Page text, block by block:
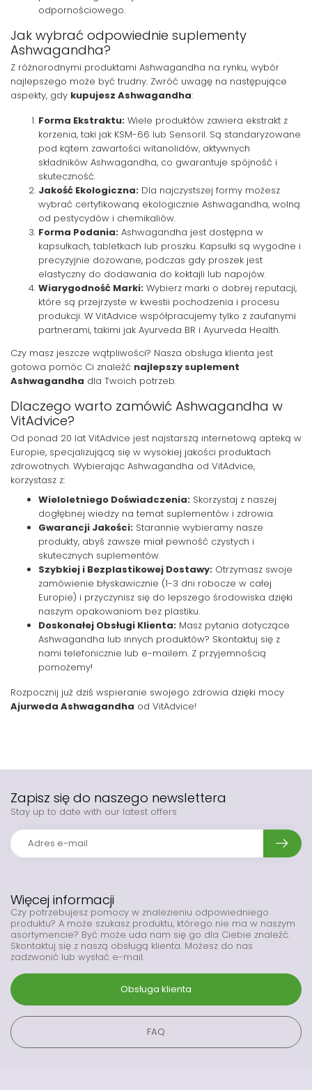
odpornościowego.
Jak wybrać odpowiednie suplementy
Ashwagandha?
Z różnorodnymi produktami Ashwagandha na rynku, wybór
najlepszego może być trudny. Zwróć uwagę na następujące
aspekty, gdy kupujesz Ashwagandha:
Forma Ekstraktu: Wiele produktów zawiera ekstrakt z
korzenia, taki jak KSM-66 lub Sensoril. Są standaryzowane
pod kątem zawartości witanolidów, aktywnych
składników Ashwagandha, co gwarantuje spójność i
skuteczność.
Jakość Ekologiczna: Dla najczystszej formy możesz
wybrać certyfikowaną ekologicznie Ashwagandha, wolną
od pestycydów i chemikaliów.
Forma Podania: Ashwagandha jest dostępna w
kapsułkach, tabletkach lub proszku. Kapsułki są wygodne i
precyzyjnie dozowane, podczas gdy proszek jest
elastyczny do dodawania do koktajli lub napojów.
Wiarygodność Marki: Wybierz marki o dobrej reputacji,
które są przejrzyste w kwestii pochodzenia i procesu
produkcji. W VitAdvice współpracujemy tylko z zaufanymi
partnerami, takimi jak Ayurveda BR i Ayurveda Health.
Czy masz jeszcze wątpliwości? Nasza obsługa klienta jest
gotowa pomóc Ci znaleźć najlepszy suplement
Ashwagandha dla Twoich potrzeb.
Dlaczego warto zamówić Ashwagandha w
VitAdvice?
Od ponad 20 lat VitAdvice jest najstarszą internetową apteką w
Europie, specjalizującą się w wysokiej jakości produktach
zdrowotnych. Wybierając Ashwagandha od VitAdvice,
korzystasz z:
Wieloletniego Doświadczenia: Skorzystaj z naszej
dogłębnej wiedzy na temat suplementów i zdrowia.
Gwarancji Jakości: Starannie wybieramy nasze
produkty, abyś zawsze miał pewność czystych i
skutecznych suplementów.
Szybkiej i Bezplastikowej Dostawy: Otrzymasz swoje
zamówienie błyskawicznie (1-3 dni robocze w całej
Europie) i przyczynisz się do lepszego środowiska dzięki
naszym opakowaniom bez plastiku.
Doskonałej Obsługi Klienta: Masz pytania dotyczące
Ashwagandha lub innych produktów? Skontaktuj się z
nami telefonicznie lub e-mailem. Z przyjemnością
pomożemy!
Rozpocznij już dziś wspieranie swojego zdrowia dzięki mocy
Ajurweda Ashwagandha od VitAdvice!
Więcej informacji
Czy potrzebujesz pomocy w znalezieniu odpowiedniego
produktu? A może szukasz produktu, którego nie ma w naszym
asortymencie? Być może uda nam się go dla Ciebie znaleźć.
Skontaktuj się z naszą obsługą klienta. Możesz do nas
zadzwonić lub wysłać e-mail.
Obsługa klienta
FAQ
Zapisz się do naszego newslettera
Stay up to date with our latest offers